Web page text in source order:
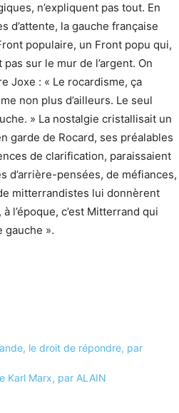
n’expliquent pas tout. En
d’attente, la gauche française
populaire, un Front popu qui,
sur le mur de l’argent. On
Joxe : « Le rocardisme, ça
non plus d’ailleurs. Le seul
» La nostalgie cristallisait un
garde de Rocard, ses préalables
de clarification, paraissaient
d’arrière-pensées, de méfiances,
mitterrandistes lui donnèrent
l’époque, c’est Mitterrand qui
gauche ».
le droit de répondre, par
Karl Marx, par ALAIN